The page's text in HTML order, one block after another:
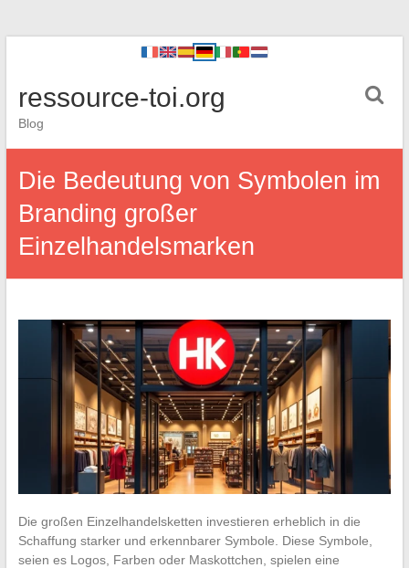
ressource-toi.org
Blog
Die Bedeutung von Symbolen im
Branding großer
Einzelhandelsmarken
Die großen Einzelhandelsketten investieren erheblich in die
Schaffung starker und erkennbarer Symbole. Diese Symbole,
seien es Logos, Farben oder Maskottchen, spielen eine